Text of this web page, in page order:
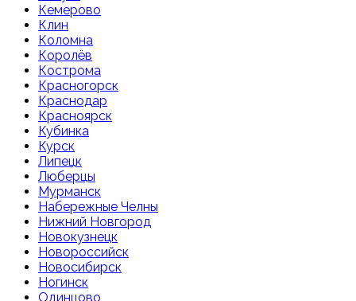
Кемерово
Клин
Коломна
Королёв
Кострома
Красногорск
Краснодар
Красноярск
Кубинка
Курск
Липецк
Люберцы
Мурманск
Набережные Челны
Нижний Новгород
Новокузнецк
Новороссийск
Новосибирск
Ногинск
Одинцово